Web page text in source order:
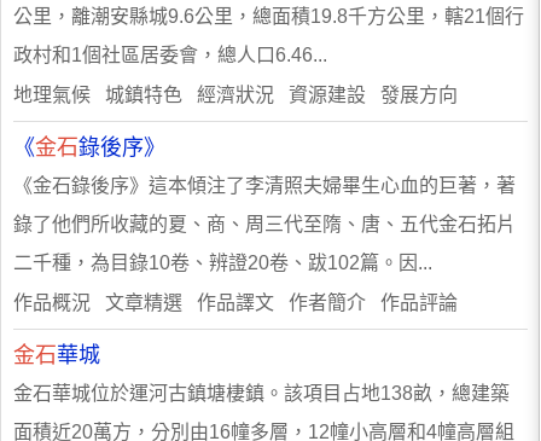
公里，離潮安縣城9.6公里，總面積19.8千方公里，轄21個行
政村和1個社區居委會，總人口6.46...
地理氣候 城鎮特色 經濟狀況 資源建設 發展方向
《金石錄後序》
《金石錄後序》這本傾注了李清照夫婦畢生心血的巨著，著
錄了他們所收藏的夏、商、周三代至隋、唐、五代金石拓片
二千種，為目錄10卷、辨證20卷、跋102篇。因...
作品概況 文章精選 作品譯文 作者簡介 作品評論
金石華城
金石華城位於運河古鎮塘棲鎮。該項目占地138畝，總建築
面積近20萬方，分別由16幢多層，12幢小高層和4幢高層組